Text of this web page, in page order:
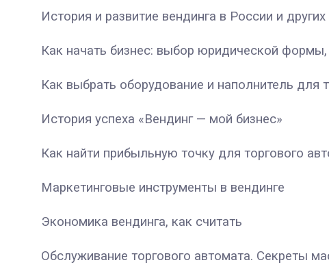
История и развитие вендинга в России и
Как начать бизнес: выбор юридической
Как выбрать оборудование и наполнитель для
История успеха «Вендинг — мой бизнес»
Как найти прибыльную точку для торгового
Маркетинговые инструменты в вендинге
Экономика вендинга, как считать
Обслуживание торгового автомата. Секреты